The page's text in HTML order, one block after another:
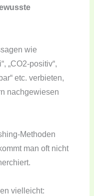
wie
„CO2-positiv“,
etc. verbieten,
nachgewiesen
Methoden
man oft nicht
vielleicht: